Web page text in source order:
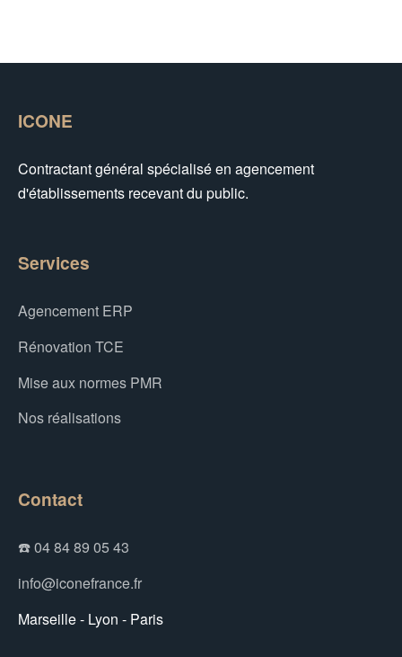
ICONE
Contractant général spécialisé en agencement
d'établissements recevant du public.
Services
Agencement ERP
Rénovation TCE
Mise aux normes PMR
Nos réalisations
Contact
☎️ 04 84 89 05 43
info@iconefrance.fr
Marseille - Lyon - Paris